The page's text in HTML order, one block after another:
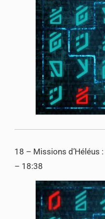
18 – Missions d’Héléus
– 18:38